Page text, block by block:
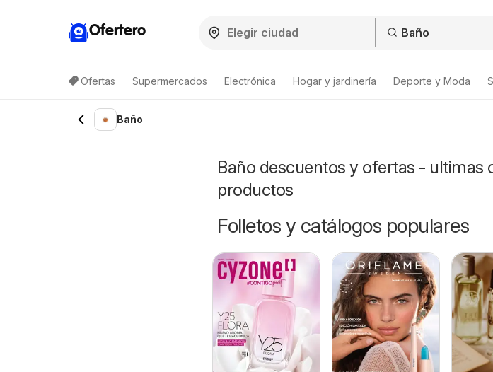
Ofertero
Ofertas Supermercados Electrónica Hogar y jardinería Deporte y Moda
Baño
Baño descuentos y ofertas - ultimas
productos
Folletos y catálogos populares